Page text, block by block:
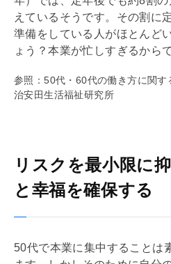
えているそうです。その割に
準備をしている人がほとんど
ょう？本業が忙しすぎるから
参照：50代・60代の働き方に関す
治安田生活福祉研究所
リスクを最小限に
と幸福を確保する
50代で本業に集中することは